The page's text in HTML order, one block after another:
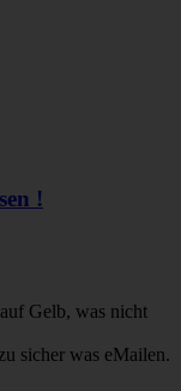
!
Gelb, was nicht
sicher was eMailen.